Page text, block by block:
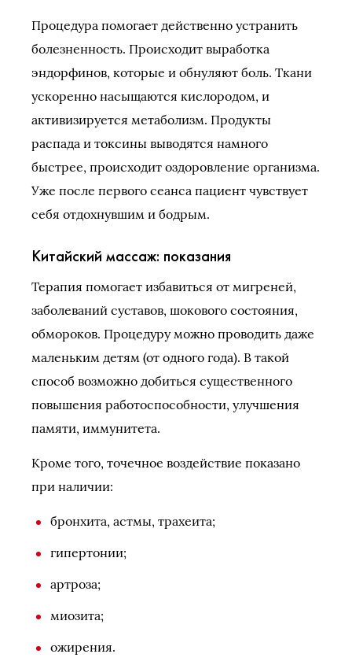
Процедура помогает действенно устранить
болезненность. Происходит выработка
эндорфинов, которые и обнуляют боль. Ткани
ускоренно насыщаются кислородом, и
активизируется метаболизм. Продукты
распада и токсины выводятся намного
быстрее, происходит оздоровление организма.
Уже после первого сеанса пациент чувствует
себя отдохнувшим и бодрым.
Китайский массаж: показания
Терапия помогает избавиться от мигреней,
заболеваний суставов, шокового состояния,
обмороков. Процедуру можно проводить даже
маленьким детям (от одного года). В такой
способ возможно добиться существенного
повышения работоспособности, улучшения
памяти, иммунитета.
Кроме того, точечное воздействие показано
при наличии:
бронхита, астмы, трахеита;
гипертонии;
артроза;
миозита;
ожирения.